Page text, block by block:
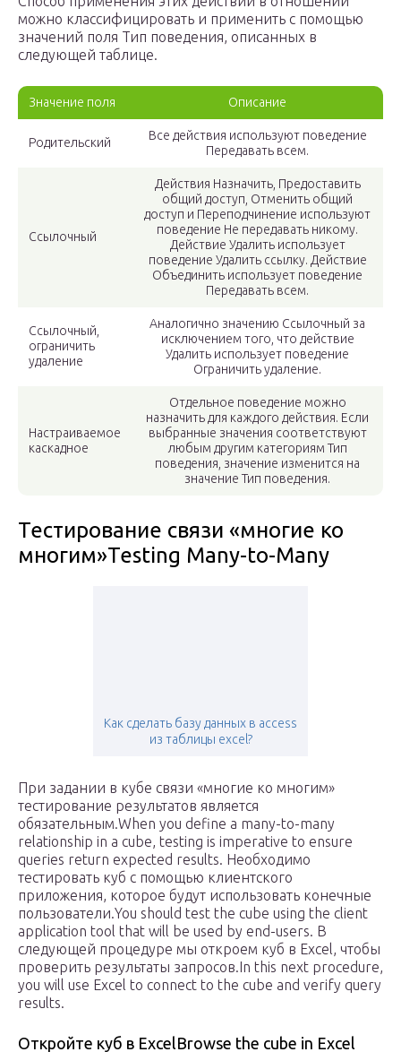
можно классифицировать и применить с помощью
значений поля Тип поведения, описанных в
следующей таблице.
Значение поля Описание
Родительский
Все действия используют поведение
Передавать всем.
Ссылочный
Действия Назначить, Предоставить
общий доступ, Отменить общий
доступ и Переподчинение используют
поведение Не передавать никому.
Действие Удалить использует
поведение Удалить ссылку. Действие
Объединить использует поведение
Передавать всем.
Ссылочный,
ограничить
удаление
Аналогично значению Ссылочный за
исключением того, что действие
Удалить использует поведение
Ограничить удаление.
Настраиваемое
каскадное
Отдельное поведение можно
назначить для каждого действия. Если
выбранные значения соответствуют
любым другим категориям Тип
поведения, значение изменится на
значение Тип поведения.
Тестирование связи «многие ко
многим»Testing Many-to-Many
Как сделать базу данных в access
из таблицы excel?
При задании в кубе связи «многие ко многим»
тестирование результатов является
обязательным.When you define a many-to-many
relationship in a cube, testing is imperative to ensure
queries return expected results. Необходимо
тестировать куб с помощью клиентского
приложения, которое будут использовать конечные
пользователи.You should test the cube using the client
application tool that will be used by end-users. В
следующей процедуре мы откроем куб в Excel, чтобы
проверить результаты запросов.In this next procedure,
you will use Excel to connect to the cube and verify query
results.
Откройте куб в ExcelBrowse the cube in Excel